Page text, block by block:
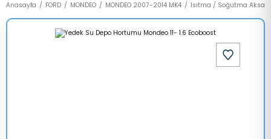
Anasayfa FORD MONDEO MONDEO 2007-2014 MK4 Isıtma / Soğutma